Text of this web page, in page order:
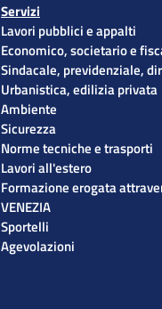
Servizi
Lavori pubblici e appalti
Economico, societario e
Sindacale, previdenziale,
Urbanistica, edilizia privata
Ambiente
Sicurezza
Norme tecniche e trasporti
Lavori all'estero
Formazione erogata
VENEZIA
Sportelli
Agevolazioni